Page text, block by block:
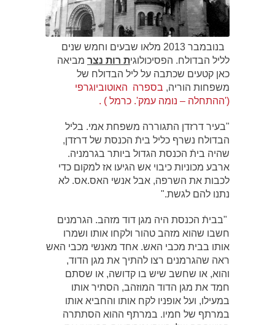
בנובמבר 2013 מלאו שבעים וחמש שנים
לליל הבדולח. הפסיכולוגית רות נצר מביאה
כאן קטעים שכתבה על ליל הבדולח של
משפחות הוריה, בספרה האוטוביוגרפי
('ההתחלה – נומה עמק'. כרמל ) .
"בעיר דרזדן התגוררה משפחת אמי. בליל
הבדולח נשרף כליל ביתֿ הכנסת של דרזדן,
שהיה ביתֿ הכנסת הגדול ביותר בגרמניה.
ארבע מכוניות כיבוי אש הגיעו אז למקום כדי
לכבות את השרפה, אבל אנשי האס.אס. לא
נתנו להם לגשת."
"בביתֿ הכנסת היה מגן דוד מזהב. הגרמנים
חשבו שהוא מזהב טהור ולקחו אותו ושמרו
אותו בבית מכבי האש. אחד מאנשי מכבי האש
ראה שהגרמנים רצו להתיך את מגן הדוד,
והוא, או שחשב שיש בו קדושה, או שסתם
חמד את מגן הדוד המוזהב, הסתיר אותו
במעילו, ועל אופניו לקח אותו והחביא אותו
במרתף של חמיו. במרתף ההוא הסתתרה